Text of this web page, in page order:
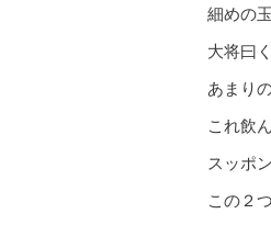
細めの
大将曰
あまり
これ飲
スッポ
この２